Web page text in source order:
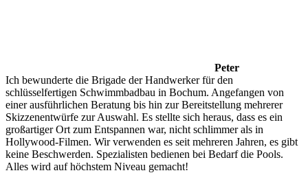
Peter
Ich bewunderte die Brigade der Handwerker für den
schlüsselfertigen Schwimmbadbau in Bochum. Angefangen von
einer ausführlichen Beratung bis hin zur Bereitstellung mehrerer
Skizzenentwürfe zur Auswahl. Es stellte sich heraus, dass es ein
großartiger Ort zum Entspannen war, nicht schlimmer als in
Hollywood-Filmen. Wir verwenden es seit mehreren Jahren, es gibt
keine Beschwerden. Spezialisten bedienen bei Bedarf die Pools.
Alles wird auf höchstem Niveau gemacht!